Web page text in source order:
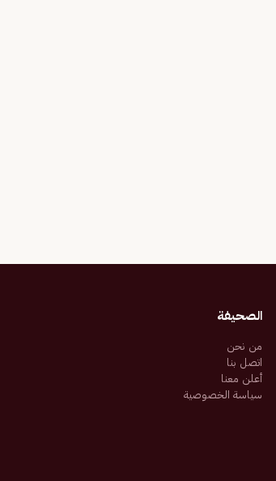
الصحيفة
من نحن
اتصل بنا
أعلن معنا
سياسة الخصوصية